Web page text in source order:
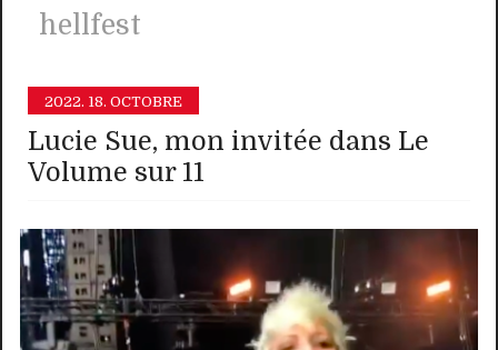
hellfest
2022. 18. OCTOBRE
Lucie Sue, mon invitée dans Le
Volume sur 11